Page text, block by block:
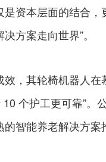
资本层面的结合，
方案走向世界”。
，其轮椅机器人在
个护工更可靠”。
智能养老解决方案